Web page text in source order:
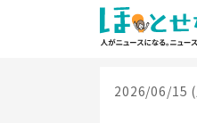
2026/06/15